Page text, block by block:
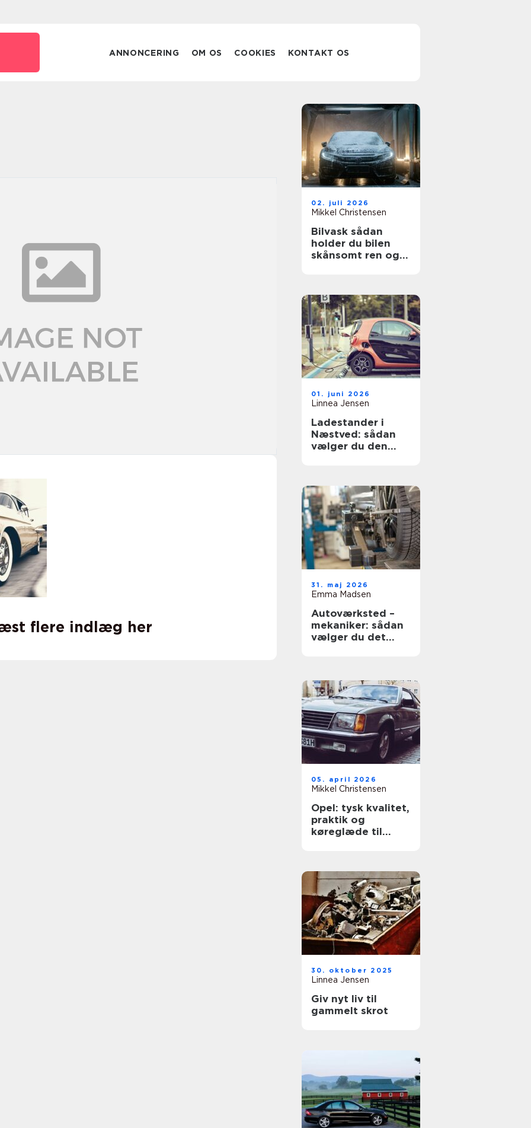
ANNONCERING OM OS COOKIES KONTAKT OS
flere indlæg her
02. juli 2026
Mikkel Christensen
Bilvask sådan
holder du bilen
skånsomt ren og
01. juni 2026
Linnea Jensen
Ladestander i
Næstved: sådan
vælger du den
31. maj 2026
Emma Madsen
Autoværksted –
mekaniker: sådan
vælger du det
05. april 2026
Mikkel Christensen
Opel: tysk kvalitet,
praktik og
køreglæde til
30. oktober 2025
Linnea Jensen
Giv nyt liv til
gammelt skrot